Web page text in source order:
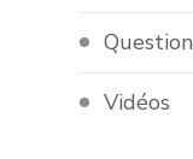
Vidéos